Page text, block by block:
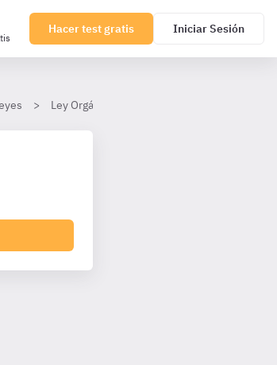
Hacer test gratis Iniciar Sesión
Ley Orgánica 2/2007, de 19 de marzo, de